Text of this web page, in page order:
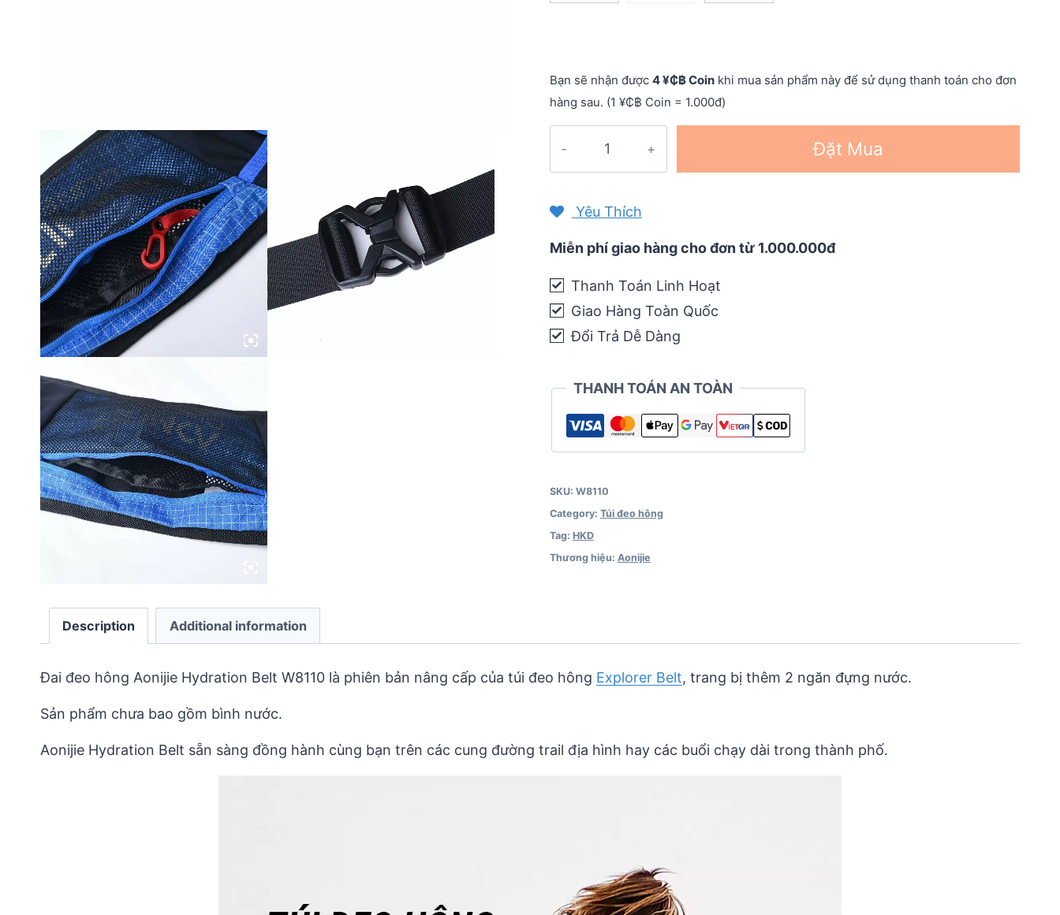
Bạn sẽ nhận được 4 ¥₵฿ Coinkhi mua sản phẩm này để sử dụng thanh toán cho đơn
hàng sau. (1 ¥₵฿ Coin = 1.000đ)
đựng
Aonijie
Belt
W8110
quantity
Đặt Mua
Yêu Thích
Miễn phí giao hàng cho đơn từ 1.000.000đ
Thanh Toán Linh Hoạt
Giao Hàng Toàn Quốc
Đổi Trả Dễ Dàng
THANH TOÁN AN TOÀN
SKU: W8110
Category: Túi đeo hông
Tag: HKD
Thương hiệu: Aonijie
Description Additional information
Đai đeo hông Aonijie Hydration Belt W8110 là phiên bản nâng cấp của túi đeo hông Explorer Belt, trang bị thêm 2 ngăn đựng nước.
Sản phẩm chưa bao gồm bình nước.
Aonijie Hydration Belt sẵn sàng đồng hành cùng bạn trên các cung đường trail địa hình hay các buổi chạy dài trong thành phố.